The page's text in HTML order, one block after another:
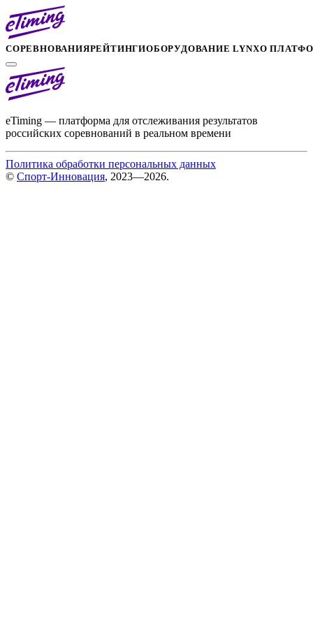
СОРЕВНОВАНИЯРЕЙТИНГИОБОРУДОВАНИЕ LYNXО
eTiming — платформа для отслеживания результатов
российских соревнований в реальном времени
Политика обработки персональных данных
© Спорт-Инновация, 2023—2026.